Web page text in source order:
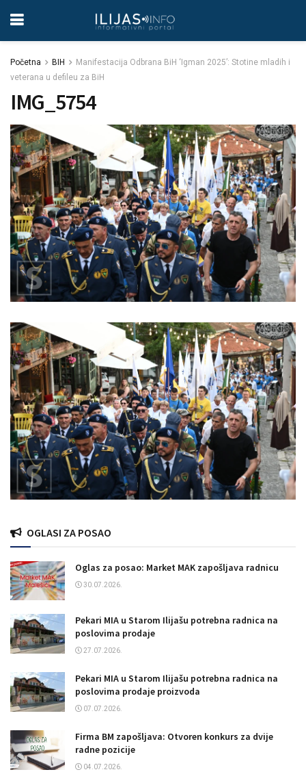
Početna BIH
Manifestacija Odbrana BiH ‘Igman 2025’: Stotine mladih i
veterana u defileu za BiH
IMG_5754
OGLASI ZA POSAO
Oglas za posao: Market MAK zapošljava radnicu
30.07.2026.
Pekari MIA u Starom Ilijašu potrebna radnica na
poslovima prodaje
27.07.2026.
Pekari MIA u Starom Ilijašu potrebna radnica na
poslovima prodaje proizvoda
07.07.2026.
Firma BM zapošljava: Otvoren konkurs za dvije
radne pozicije
04.07.2026.